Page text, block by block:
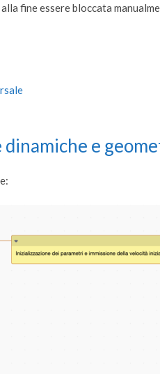
fine essere bloccata
e